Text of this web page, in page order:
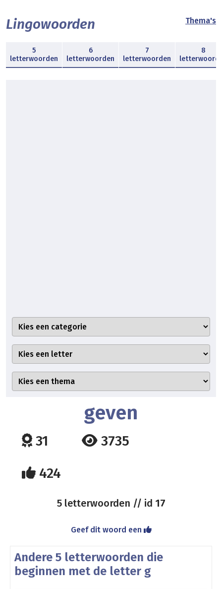
Lingowoorden Thema's
5
letterwoorden
6
letterwoorden
7
letterwoorden
8
geven
31
3735
424
5 letterwoorden // id 17
Geef dit woord een
Andere 5 letterwoorden die
beginnen met de letter g